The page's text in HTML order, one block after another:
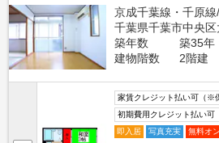
京成千葉線・千原
千葉県千葉市中央
築年数
築35年
建物階数
2階建
家賃クレジット払い可（※
初期費用クレジット払い可
即入居
写真充実 無料オ